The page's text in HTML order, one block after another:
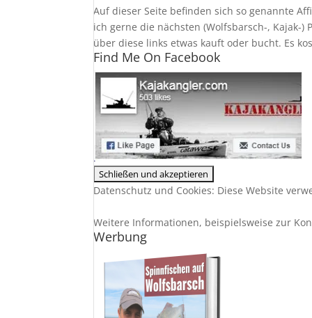
Auf dieser Seite befinden sich so genannte
ich gerne die nächsten (Wolfsbarsch-,
über diese links etwas kauft oder bucht. Es
Find Me On Facebook
Datenschutz und Cookies: Diese Website
Weitere Informationen, beispielsweise zur
Werbung